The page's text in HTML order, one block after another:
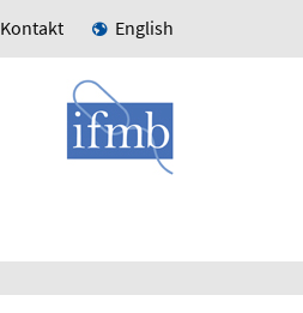
Kontakt English